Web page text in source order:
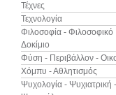
Τέχνες
Τεχνολογία
Φιλοσοφία - Φιλοσοφικό
Δοκίμιο
Φύση - Περιβάλλον -
Χόμπυ - Αθλητισμός
Ψυχολογία - Ψυχιατρική -